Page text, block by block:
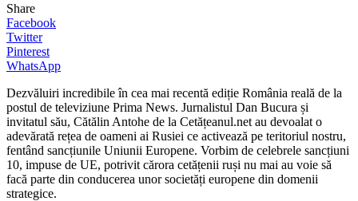
Share
Facebook
Twitter
Pinterest
WhatsApp
Dezvăluiri incredibile în cea mai recentă ediție România reală de la
postul de televiziune Prima News. Jurnalistul Dan Bucura și
invitatul său, Cătălin Antohe de la Cetățeanul.net au devoalat o
adevărată rețea de oameni ai Rusiei ce activează pe teritoriul nostru,
fentând sancțiunile Uniunii Europene. Vorbim de celebrele sancțiuni
10, impuse de UE, potrivit cărora cetățenii ruși nu mai au voie să
facă parte din conducerea unor societăți europene din domenii
strategice.